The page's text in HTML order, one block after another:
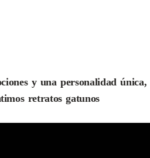
y una personalidad
retratos gatunos